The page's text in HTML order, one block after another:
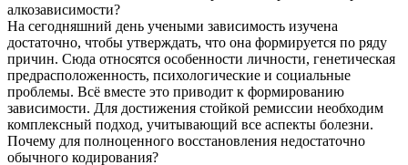
алкозависимости?
На сегодняшний день учеными зависимость изучена
достаточно, чтобы утверждать, что она формируется по ряду
причин. Сюда относятся особенности личности, генетическая
предрасположенность, психологические и социальные
проблемы. Всё вместе это приводит к формированию
зависимости. Для достижения стойкой ремиссии необходим
комплексный подход, учитывающий все аспекты болезни.
Почему для полноценного восстановления недостаточно
обычного кодирования?